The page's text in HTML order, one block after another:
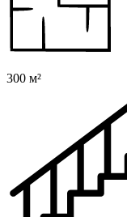
300 м²